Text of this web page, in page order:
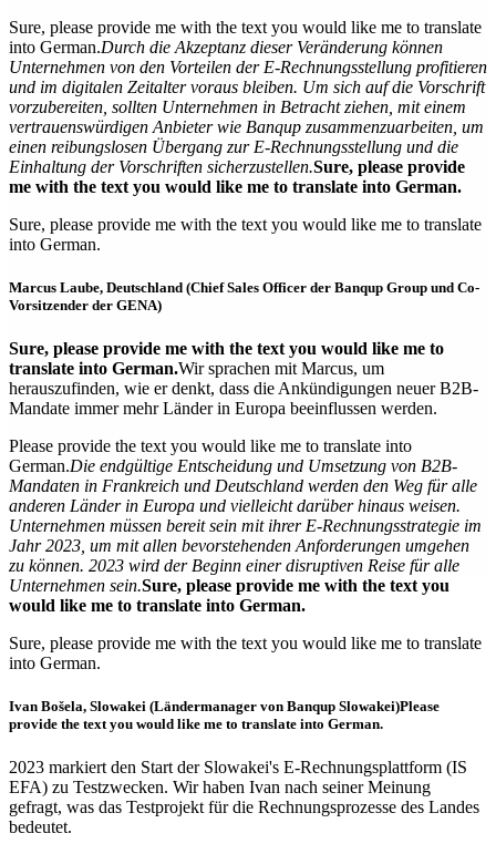
Sure, please provide me with the text you would like me to translate
into German.Durch die Akzeptanz dieser Veränderung können
Unternehmen von den Vorteilen der E-Rechnungsstellung profitieren
und im digitalen Zeitalter voraus bleiben. Um sich auf die Vorschrift
vorzubereiten, sollten Unternehmen in Betracht ziehen, mit einem
vertrauenswürdigen Anbieter wie Banqup zusammenzuarbeiten, um
einen reibungslosen Übergang zur E-Rechnungsstellung und die
Einhaltung der Vorschriften sicherzustellen.Sure, please provide
me with the text you would like me to translate into German.
Sure, please provide me with the text you would like me to translate
into German.
Marcus Laube, Deutschland (Chief Sales Officer der Banqup Group und Co-
Vorsitzender der GENA)
Sure, please provide me with the text you would like me to
translate into German.Wir sprachen mit Marcus, um
herauszufinden, wie er denkt, dass die Ankündigungen neuer B2B-
Mandate immer mehr Länder in Europa beeinflussen werden.
Please provide the text you would like me to translate into
German.Die endgültige Entscheidung und Umsetzung von B2B-
Mandaten in Frankreich und Deutschland werden den Weg für alle
anderen Länder in Europa und vielleicht darüber hinaus weisen.
Unternehmen müssen bereit sein mit ihrer E-Rechnungsstrategie im
Jahr 2023, um mit allen bevorstehenden Anforderungen umgehen
zu können. 2023 wird der Beginn einer disruptiven Reise für alle
Unternehmen sein.Sure, please provide me with the text you
would like me to translate into German.
Sure, please provide me with the text you would like me to translate
into German.
Ivan Bošela, Slowakei (Ländermanager von Banqup Slowakei)Please
provide the text you would like me to translate into German.
2023 markiert den Start der Slowakei's E-Rechnungsplattform (IS
EFA) zu Testzwecken. Wir haben Ivan nach seiner Meinung
gefragt, was das Testprojekt für die Rechnungsprozesse des Landes
bedeutet.